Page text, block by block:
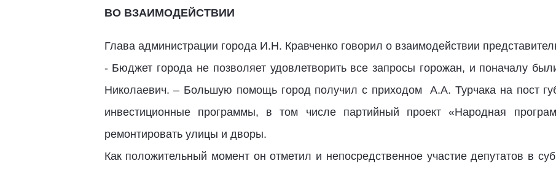
ВО ВЗАИМОДЕЙСТВИИ
Глава администрации города И.Н. Кравченко говорил о взаимодействии
- Бюджет города не позволяет удовлетворить все запросы горожан, и поначалу
Николаевич. – Большую помощь город получил с приходом А.А. Турчака на пост
инвестиционные программы, в том числе партийный проект «Народная
ремонтировать улицы и дворы.
Как положительный момент он отметил и непосредственное участие депутатов в